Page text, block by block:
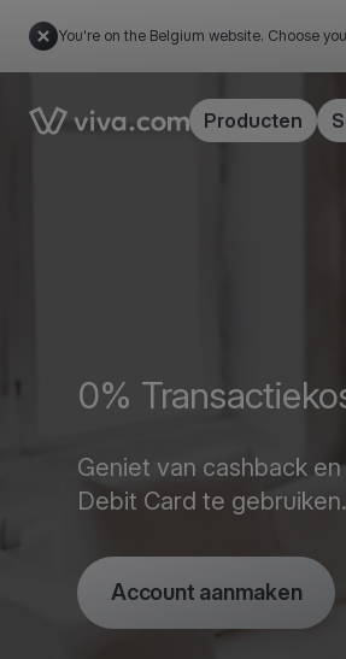
You're on the Belgium website. Choose
Link to the homepageProducten
0%
Geniet van cashback
Debit Card te gebruiken.
Account aanmaken